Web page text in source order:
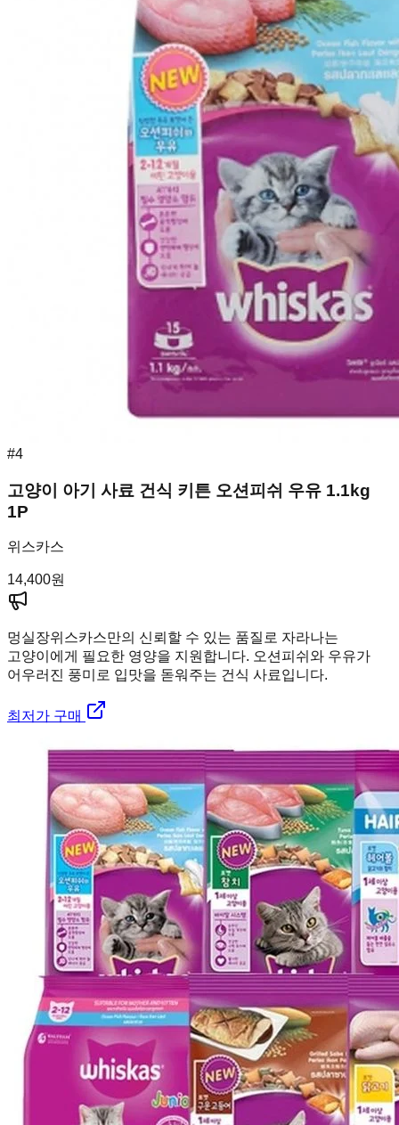
#4
고양이 아기 사료 건식 키튼 오션피쉬 우유 1.1kg
1P
위스카스
14,400원
멍실장위스카스만의 신뢰할 수 있는 품질로 자라나는
고양이에게 필요한 영양을 지원합니다. 오션피쉬와 우유가
어우러진 풍미로 입맛을 돋워주는 건식 사료입니다.
최저가 구매